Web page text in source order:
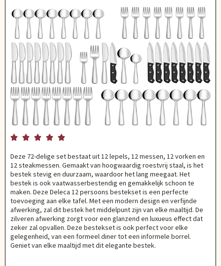
    
Deze 72-delige set bestaat uit 12 lepels, 12 messen, 12 vorken en
12 steakmessen. Gemaakt van hoogwaardig roestvrij staal, is het
bestek stevig en duurzaam, waardoor het lang meegaat. Het
bestek is ook vaatwasserbestendig en gemakkelijk schoon te
maken. Deze Deleca 12 persoons bestekset is een perfecte
toevoeging aan elke tafel. Met een modern design en verfijnde
afwerking, zal dit bestek het middelpunt zijn van elke maaltijd. De
zilveren afwerking zorgt voor een glanzend en luxueus effect dat
zeker zal opvallen. Deze bestekset is ook perfect voor elke
gelegenheid, van een formeel diner tot een informele borrel.
Geniet van elke maaltijd met dit elegante bestek.